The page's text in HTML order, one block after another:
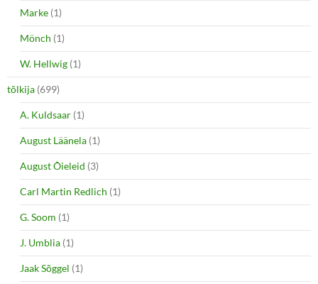
Marke (1)
Mönch (1)
W. Hellwig (1)
tõlkija (699)
A. Kuldsaar (1)
August Läänela (1)
August Õieleid (3)
Carl Martin Redlich (1)
G. Soom (1)
J. Umblia (1)
Jaak Sõggel (1)